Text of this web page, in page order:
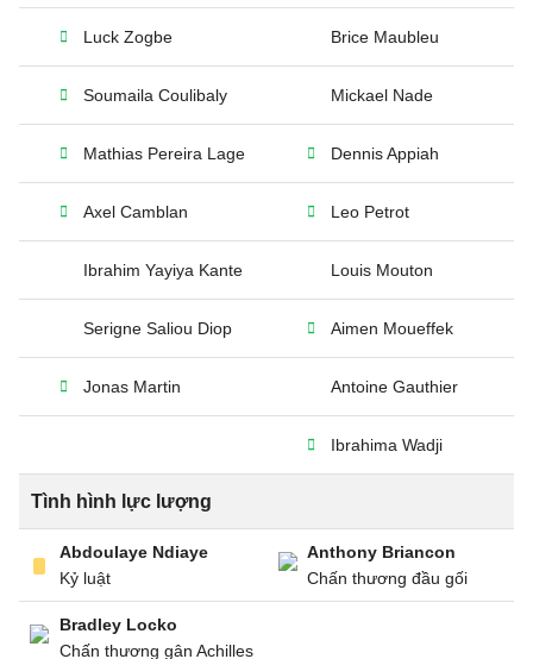
Luck Zogbe Brice Maubleu
Soumaila Coulibaly Mickael Nade
Mathias Pereira Lage Dennis Appiah
Axel Camblan Leo Petrot
Ibrahim Yayiya Kante Louis Mouton
Serigne Saliou Diop Aimen Moueffek
Jonas Martin Antoine Gauthier
Ibrahima Wadji
Tình hình lực lượng
Abdoulaye Ndiaye
Kỷ luật
Anthony Briancon
Chấn thương đầu gối
Bradley Locko
Chấn thương gân Achilles